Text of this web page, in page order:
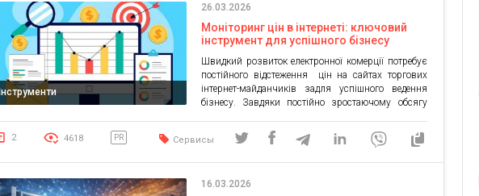
Інструменти
26.03.2026
Моніторинг цін в інтернеті: ключовий
інструмент для успішного бізнесу
Швидкий розвиток електронної комерції потребує
постійного відстеження цін на сайтах торгових
інтернет-майданчиків задля успішного ведення
бізнесу. Завдяки постійно зростаючому обсягу
виробникам та продавцям важливо бути в курсі
конкурентоспроможності своїх цін та реагувати на
переваги мають ті компанії, […]
2 4618 PR Сервисы
16.03.2026